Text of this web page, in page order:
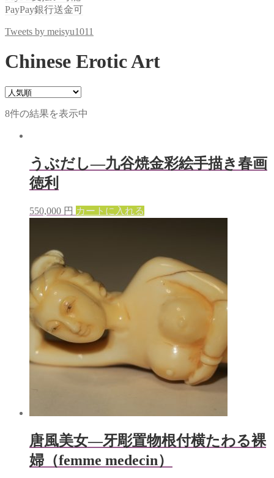
PayPay銀行送金可
Tweets by meisyu1011
Chinese Erotic Art
8件の結果を表示中
うぶだし—九谷焼金彩絵手描き春画
徳利
550,000 円 カートに入れる
唐風美女—牙彫置物根付横たわる裸
婦（femme medecin）